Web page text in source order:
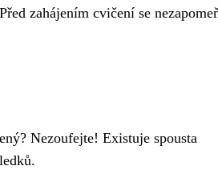
zahájením cvičení se
Nezoufejte! Existuje spousta